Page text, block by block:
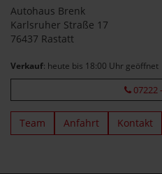
Autohaus Brenk
Karlsruher Straße 17
76437 Rastatt
Verkauf: heute bis 18:00 Uhr geöffnet
07222
Team Anfahrt Kontakt